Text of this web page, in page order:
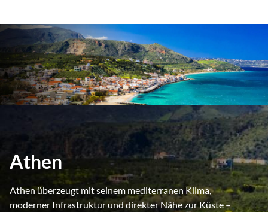
Athen
Athen überzeugt mit seinem mediterranen Klima,
moderner Infrastruktur und direkter Nähe zur Küste –